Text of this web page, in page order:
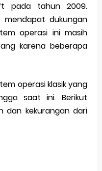
Friday, 7 August
pada tahun 2009.
mendapat dukungan
operasi ini masih
karena beberapa
operasi klasik yang
saat ini. Berikut
dan kekurangan dari